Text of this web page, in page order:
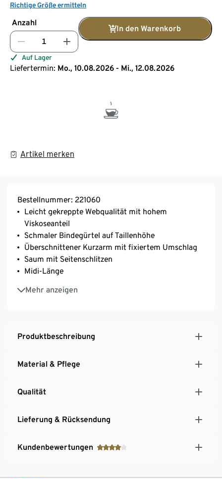
Richtige Größe ermitteln
Anzahl
In den Warenkorb
Auf Lager
Liefertermin: Mo., 10.08.2026 - Mi., 12.08.2026
Artikel merken
Bestellnummer: 221060
Leicht gekreppte Webqualität mit hohem
Viskoseanteil
Schmaler Bindegürtel auf Taillenhöhe
Überschnittener Kurzarm mit fixiertem Umschlag
Saum mit Seitenschlitzen
Midi-Länge
Mehr anzeigen
Tunika-Ausschnitt
Vorderseite mit Knopfleiste
Produktbeschreibung
Material & Pflege
Qualität
Lieferung & Rücksendung
Kundenbewertungen